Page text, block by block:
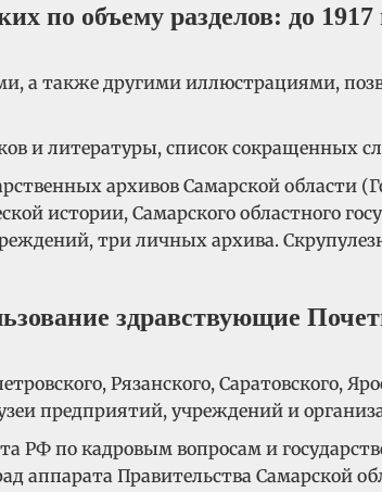
по объему разделов: до 1917
а также другими иллюстрациями,
и литературы, список сокращенных
архивов Самарской области
истории, Самарского областного
три личных архива.
здравствующие
Рязанского, Саратовского,
предприятий, учреждений и
РФ по кадровым вопросам и
аппарата Правительства Самарской